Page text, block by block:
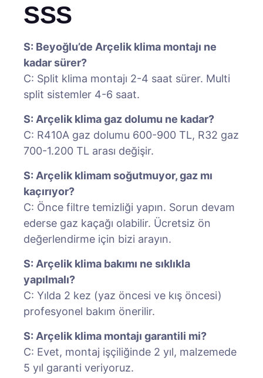
SSS
S: Beyoğlu’de Arçelik klima montajı ne
kadar sürer?
C: Split klima montajı 2-4 saat sürer. Multi
split sistemler 4-6 saat.
S: Arçelik klima gaz dolumu ne kadar?
C: R410A gaz dolumu 600-900 TL, R32 gaz
700-1.200 TL arası değişir.
S: Arçelik klimam soğutmuyor, gaz mı
kaçırıyor?
C: Önce filtre temizliği yapın. Sorun devam
ederse gaz kaçağı olabilir. Ücretsiz ön
değerlendirme için bizi arayın.
S: Arçelik klima bakımı ne sıklıkla
yapılmalı?
C: Yılda 2 kez (yaz öncesi ve kış öncesi)
profesyonel bakım önerilir.
S: Arçelik klima montajı garantili mi?
C: Evet, montaj işçiliğinde 2 yıl, malzemede
5 yıl garanti veriyoruz.